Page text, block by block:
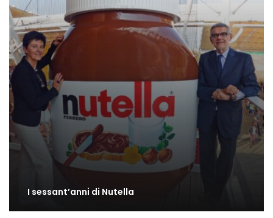
I sessant’anni di Nutella